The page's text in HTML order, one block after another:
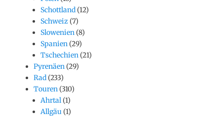
Schottland (12)
Schweiz (7)
Slowenien (8)
Spanien (29)
Tschechien (21)
Pyrenäen (29)
Rad (233)
Touren (310)
Ahrtal (1)
Allgäu (1)